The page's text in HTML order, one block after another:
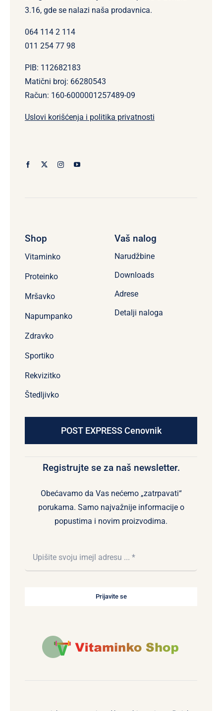
3.16, gde se nalazi naša prodavnica.
064 114 2 114
011 254 77 98
PIB: 112682183
Matični broj: 66280543
Račun: 160-6000001257489-09
Uslovi korišćenja i politika privatnosti
Shop
Vitaminko
Proteinko
Mršavko
Napumpanko
Zdravko
Sportiko
Rekvizitko
Štedljivko
Vaš nalog
Narudžbine
Downloads
Adrese
Detalji naloga
POST EXPRESS Cenovnik
Registrujte se za naš newsletter.
Obećavamo da Vas nećemo „zatrpavati“
porukama. Samo najvažnije informacije o
popustima i novim proizvodima.
Prijavite se